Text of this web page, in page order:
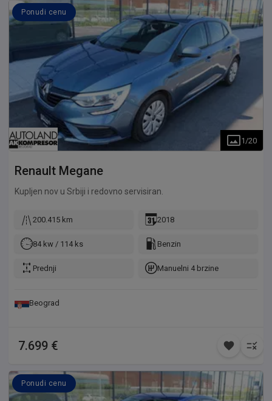
Ponudi cenu
1 /20
Renault Megane
Kupljen nov u Srbiji i redovno servisiran.
200.415 km 2018
84 kw / 114 ks Benzin
Prednji Manuelni 4 brzine
Beograd
7.699 €
Ponudi cenu